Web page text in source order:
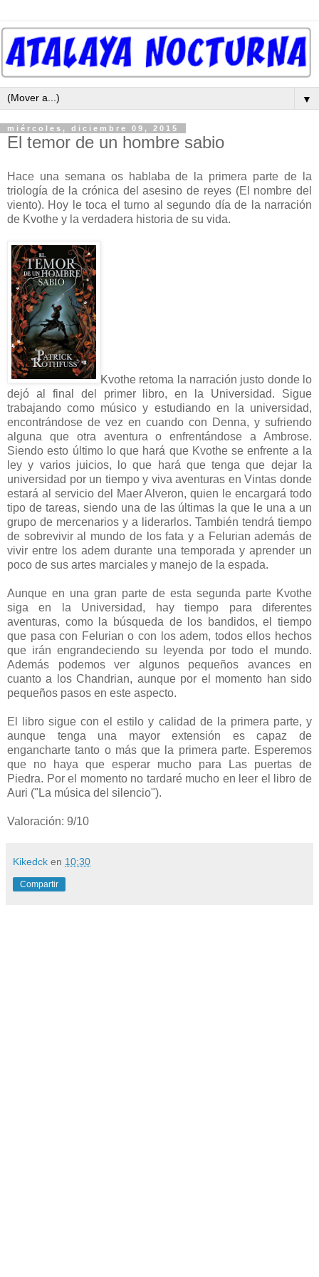
▼
miércoles, diciembre 09, 2015
El temor de un hombre sabio
Hace una semana os hablaba de la primera parte de la
triología de la crónica del asesino de reyes (El nombre del
viento). Hoy le toca el turno al segundo día de la narración
de Kvothe y la verdadera historia de su vida.
Kvothe retoma la narración justo donde lo
dejó al final del primer libro, en la Universidad. Sigue
trabajando como músico y estudiando en la universidad,
encontrándose de vez en cuando con Denna, y sufriendo
alguna que otra aventura o enfrentándose a Ambrose.
Siendo esto último lo que hará que Kvothe se enfrente a la
ley y varios juicios, lo que hará que tenga que dejar la
universidad por un tiempo y viva aventuras en Vintas donde
estará al servicio del Maer Alveron, quien le encargará todo
tipo de tareas, siendo una de las últimas la que le una a un
grupo de mercenarios y a liderarlos. También tendrá tiempo
de sobrevivir al mundo de los fata y a Felurian además de
vivir entre los adem durante una temporada y aprender un
poco de sus artes marciales y manejo de la espada.
Aunque en una gran parte de esta segunda parte Kvothe
siga en la Universidad, hay tiempo para diferentes
aventuras, como la búsqueda de los bandidos, el tiempo
que pasa con Felurian o con los adem, todos ellos hechos
que irán engrandeciendo su leyenda por todo el mundo.
Además podemos ver algunos pequeños avances en
cuanto a los Chandrian, aunque por el momento han sido
pequeños pasos en este aspecto.
El libro sigue con el estilo y calidad de la primera parte, y
aunque tenga una mayor extensión es capaz de
engancharte tanto o más que la primera parte. Esperemos
que no haya que esperar mucho para Las puertas de
Piedra. Por el momento no tardaré mucho en leer el libro de
Auri ("La música del silencio").
Valoración: 9/10
Kikedck en 10:30
Compartir